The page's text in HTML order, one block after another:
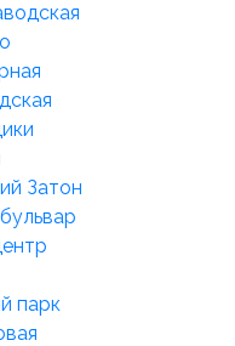
Затон
парк